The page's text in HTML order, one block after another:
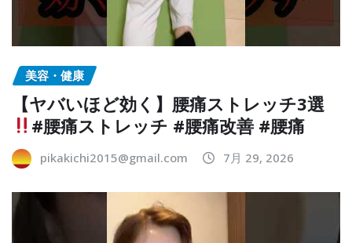
美容・健康
【ヤバいほど効く】腰痛ストレッチ3選
#腰痛ストレッチ #腰痛改善 #腰痛
pikakichi2015@gmail.com 7月 29, 2026